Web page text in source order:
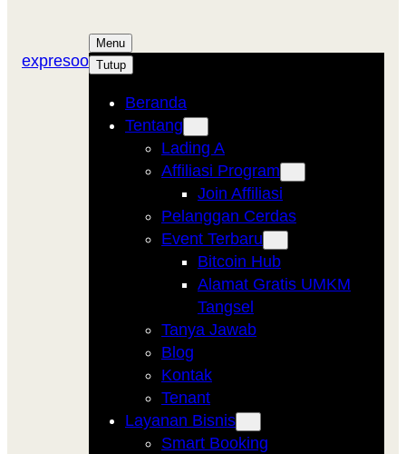
expresoo
Menu
Tutup
Beranda
Tentang
Lading A
Affiliasi Program
Join Affiliasi
Pelanggan Cerdas
Event Terbaru
Bitcoin Hub
Alamat Gratis UMKM
Tangsel
Tanya Jawab
Blog
Kontak
Tenant
Layanan Bisnis
Smart Booking